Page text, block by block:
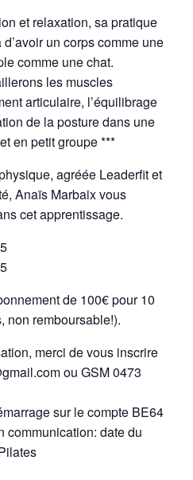
et relaxation, sa pratique
un corps comme une
comme une chat.
les muscles
articulaire, l’équilibrage
de la posture dans une
en petit groupe ***
agréée Leaderfit et
Anaïs Marbaix vous
cet apprentissage.
de 100€ pour 10
non remboursable!).
merci de vous inscrire
ou GSM 0473
sur le compte BE64
communication: date du